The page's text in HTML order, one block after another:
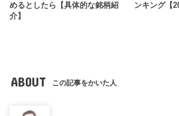
めるとしたら【具体的な銘柄紹
介】
ンキング【
ABOUT この記事をかいた人